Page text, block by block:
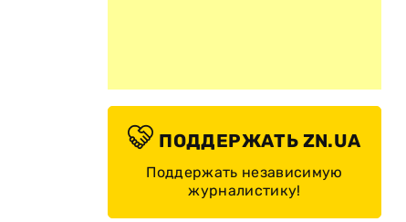
ПОДДЕРЖАТЬ ZN.UA
Поддержать независимую
журналистику!